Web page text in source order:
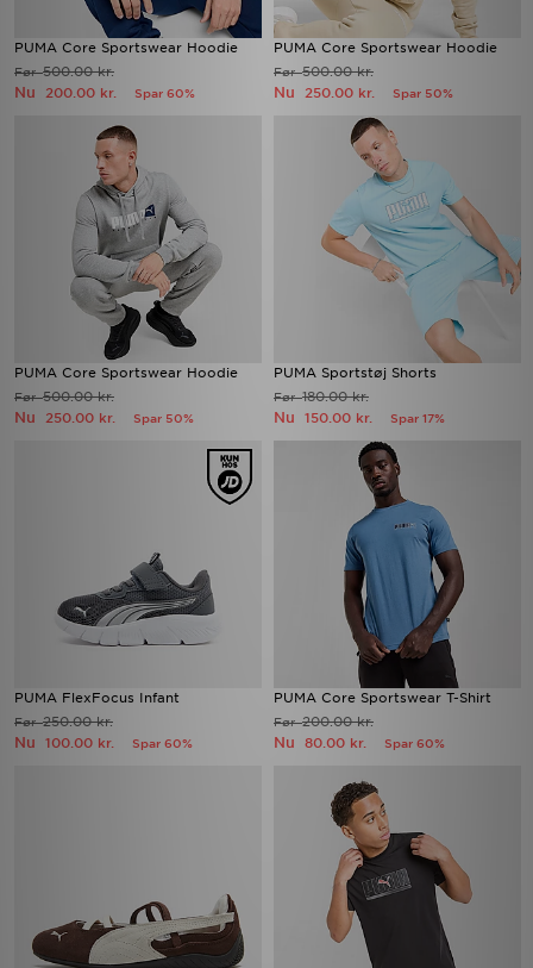
PUMA Core Sportswear Hoodie
Før500.00 kr.
Nu 200.00 kr. Spar 60%
PUMA Core Sportswear Hoodie
Før500.00 kr.
Nu 250.00 kr. Spar 50%
PUMA Core Sportswear Hoodie
Før500.00 kr.
Nu 250.00 kr. Spar 50%
PUMA Sportstøj Shorts
Før180.00 kr.
Nu 150.00 kr. Spar 17%
PUMA FlexFocus Infant
Før250.00 kr.
Nu 100.00 kr. Spar 60%
PUMA Core Sportswear T-Shirt
Før200.00 kr.
Nu 80.00 kr. Spar 60%